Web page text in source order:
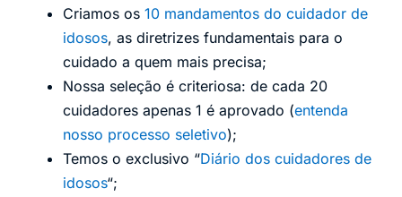
Criamos os 10 mandamentos do cuidador de
idosos, as diretrizes fundamentais para o
cuidado a quem mais precisa;
Nossa seleção é criteriosa: de cada 20
cuidadores apenas 1 é aprovado (entenda
nosso processo seletivo);
Temos o exclusivo “Diário dos cuidadores de
idosos“;